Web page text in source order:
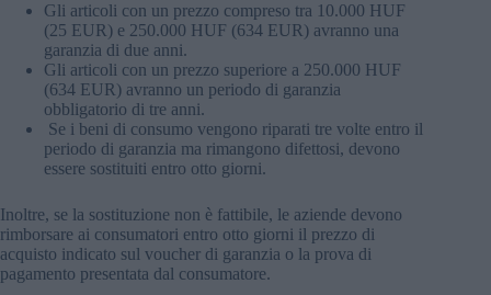
Gli articoli con un prezzo compreso tra 10.000 HUF
(25 EUR) e 250.000 HUF (634 EUR) avranno una
garanzia di due anni.
Gli articoli con un prezzo superiore a 250.000 HUF
(634 EUR) avranno un periodo di garanzia
obbligatorio di tre anni.
Se i beni di consumo vengono riparati tre volte entro il
periodo di garanzia ma rimangono difettosi, devono
essere sostituiti entro otto giorni.
Inoltre, se la sostituzione non è fattibile, le aziende devono
rimborsare ai consumatori entro otto giorni il prezzo di
acquisto indicato sul voucher di garanzia o la prova di
pagamento presentata dal consumatore.